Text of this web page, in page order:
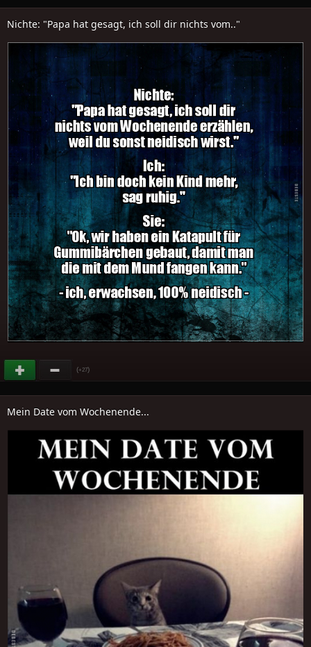
Nichte: "Papa hat gesagt, ich soll dir nichts vom.."
(+27)
Mein Date vom Wochenende...